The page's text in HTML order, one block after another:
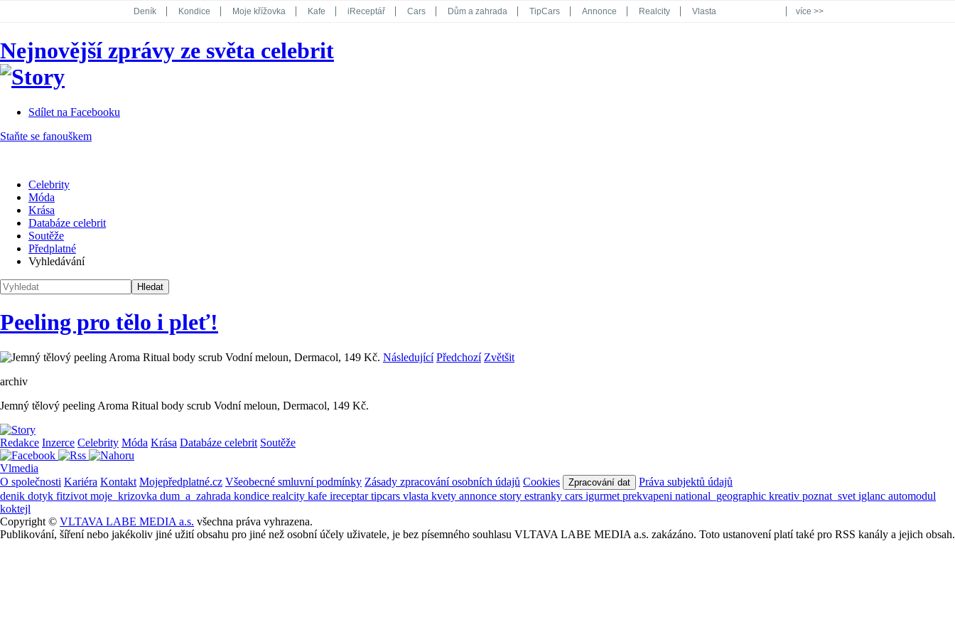
Deník Kondice Moje křížovka Kafe iReceptář Cars Dům a zahrada TipCars Annonce Realcity Vlasta
Koktejl
více >>
Nejnovější zprávy ze světa celebrit
Sdílet na Facebooku
Staňte se fanouškem
Celebrity
Móda
Krása
Databáze celebrit
Soutěže
Předplatné
Vyhledávání
Peeling pro tělo i pleť!
Následující Předchozí Zvětšit
archiv
Jemný tělový peeling Aroma Ritual body scrub Vodní meloun, Dermacol, 149 Kč.
Redakce Inzerce Celebrity Móda Krása Databáze celebrit Soutěže
Vlmedia
O společnosti Kariéra Kontakt Mojepředplatné.cz Všeobecné smluvní podmínky Zásady zpracování osobních údajů Cookies Zpracování dat
Práva subjektů údajů
denik dotyk fitzivot moje_krizovka dum_a_zahrada kondice realcity kafe ireceptartipcars vlasta kvety annonce story estranky cars igurmet prekvapeni national_geographic kreativ poznat_svet iglanc automodul
koktejl
Copyright © VLTAVA LABE MEDIA a.s. všechna práva vyhrazena.
Publikování, šíření nebo jakékoliv jiné užití obsahu pro jiné než osobní účely uživatele, je bez písemného souhlasu VLTAVA LABE MEDIA a.s. zakázáno. Toto ustanovení platí také pro RSS kanály a jejich obsah.